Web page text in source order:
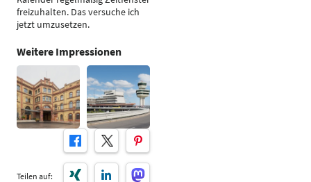
freizuhalten. Das versuche ich
jetzt umzusetzen.
Weitere Impressionen
Teilen auf: